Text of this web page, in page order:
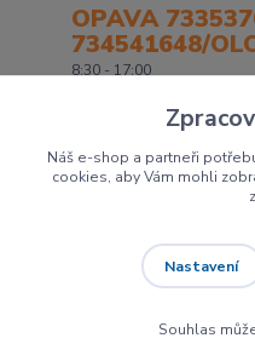
OPAVA
734541648/
8:30 - 17:00
Největší prodejce motorek,
Náš e-shop a partneři
cookies, aby Vám mohli
Nastavení
Souhlas